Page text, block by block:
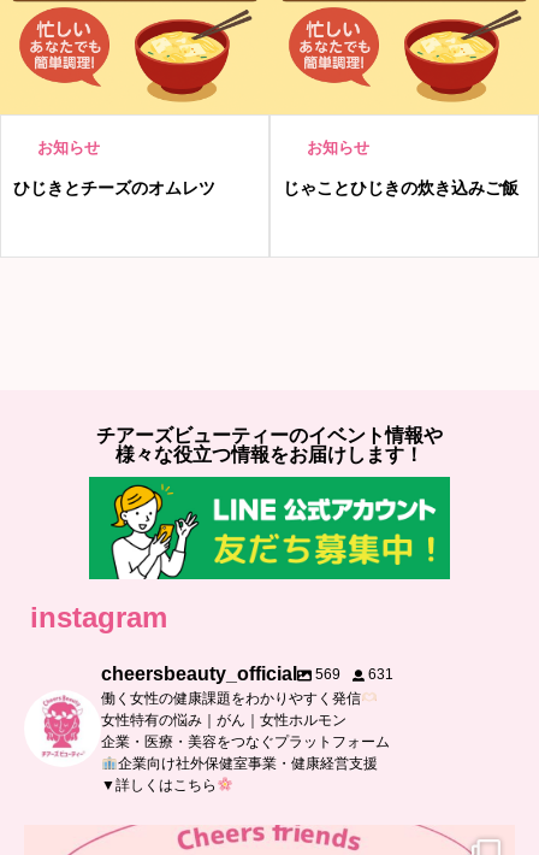
お知らせ
ひじきとチーズのオムレツ
お知らせ
じゃことひじきの炊き込みご飯
チアーズビューティーのイベント情報や
様々な役立つ情報をお届けします！
instagram
cheersbeauty_official 569
631
働く女性の健康課題をわかりやすく発信
女性特有の悩み｜がん｜女性ホルモン
企業・医療・美容をつなぐプラットフォーム
企業向け社外保健室事業・健康経営支援
▼詳しくはこちら
…